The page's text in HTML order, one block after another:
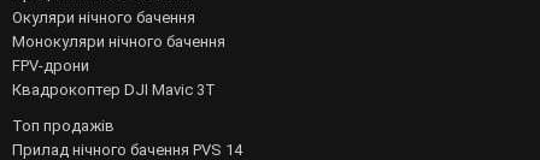
Окуляри нічного бачення
Монокуляри нічного бачення
FPV-дрони
Квадрокоптер DJI Mavic 3T
Топ продажів
Прилад нічного бачення PVS 14